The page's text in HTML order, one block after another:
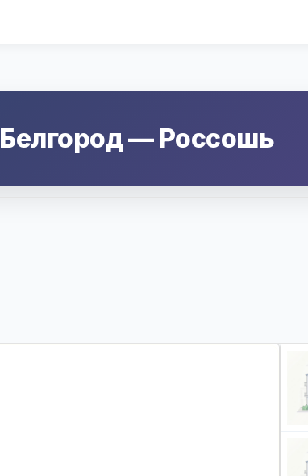
Белгород— Россошь